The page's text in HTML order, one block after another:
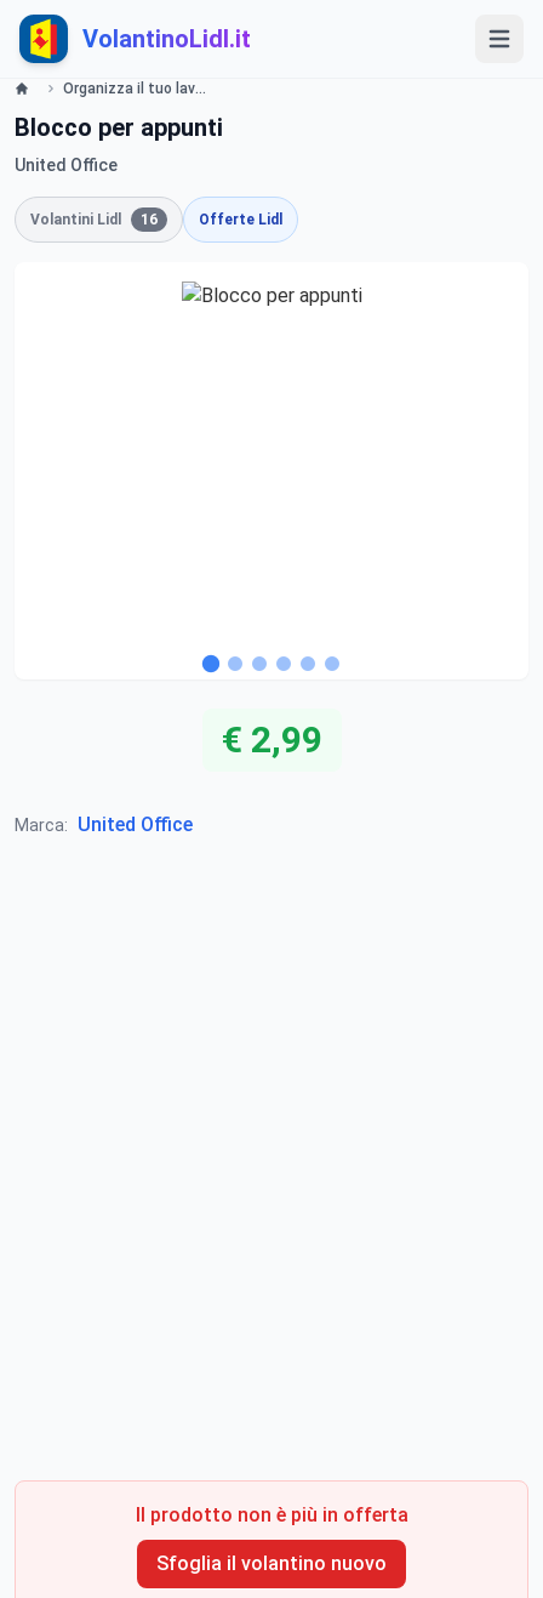
VolantinoLidl.it
Organizza il tuo lavoro Lidl
Blocco per appunti
United Office
Volantini Lidl 16 Offerte Lidl
€ 2,99
Marca: United Office
Il prodotto non è più in offerta
Sfoglia il volantino nuovo